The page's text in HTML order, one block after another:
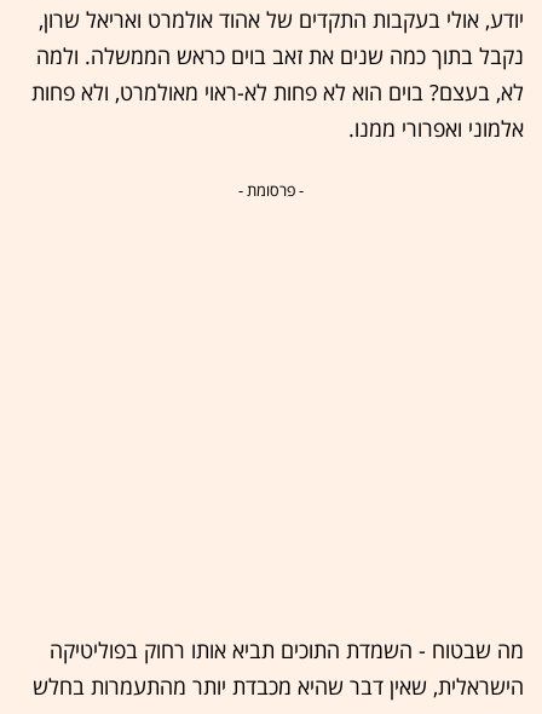
יודע, אולי בעקבות התקדים של אהוד אולמרט ואריאל שרון,
נקבל בתוך כמה שנים את זאב בוים כראש הממשלה. ולמה
לא, בעצם? בוים הוא לא פחות לא-ראוי מאולמרט, ולא פחות
אלמוני ואפרורי ממנו.
- פרסומת -
מה שבטוח - השמדת התוכים תביא אותו רחוק בפוליטיקה
הישראלית, שאין דבר שהיא מכבדת יותר מהתעמרות בחלש